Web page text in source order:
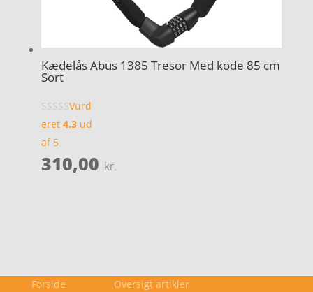
Kædelås Abus 1385 Tresor Med kode 85 cm
Sort
Vurd
eret 4.3ud
af 5
310,00 kr.
Forside
Oversigt artikler